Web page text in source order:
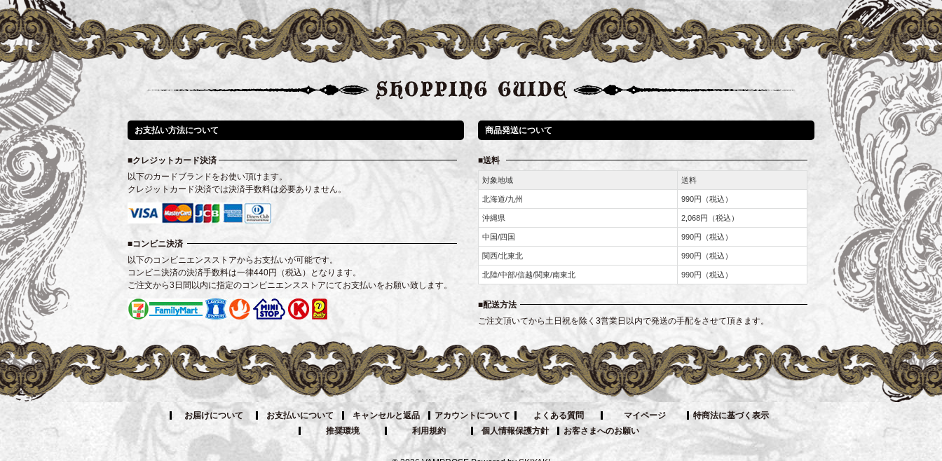
お支払い方法について
クレジットカード決済
以下のカードブランドをお使い頂けます。
クレジットカード決済では決済手数料は必要ありません。
コンビニ決済
以下のコンビニエンスストアからお支払いが可能です。
コンビニ決済の決済手数料は一律440円（税込）となります。
ご注文から3日間以内に指定のコンビニエンスストアにてお支払いをお願い致します。
商品発送について
送料
対象地域 送料
北海道/九州 990円（税込）
沖縄県 2,068円（税込）
中国/四国 990円（税込）
関西/北東北 990円（税込）
北陸/中部/信越/関東/南東北 990円（税込）
配送方法
ご注文頂いてから土日祝を除く3営業日以内で発送の手配をさせて頂きます。
お届けについて お支払いについて キャンセルと返品 アカウントについて よくある質問 マイページ
特商法に基づく表示
推奨環境
利用規約 個人情報保護方針 お客さまへのお願い